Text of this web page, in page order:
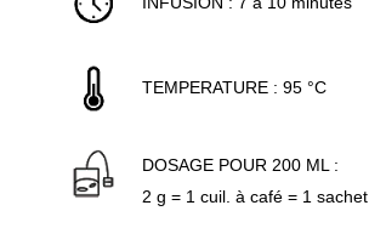
TEMPERATURE : 95 °C
DOSAGE POUR 200 ML :
2 g = 1 cuil. à café = 1 sachet